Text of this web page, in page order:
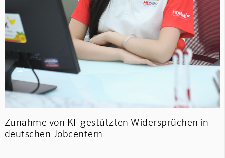
Zunahme von KI-gestützten Widersprüchen in
deutschen Jobcentern